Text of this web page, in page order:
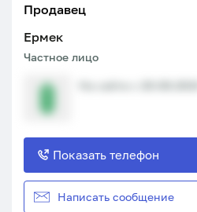
Продавец
Ермек
Частное лицо
Показать телефон
Написать сообщение